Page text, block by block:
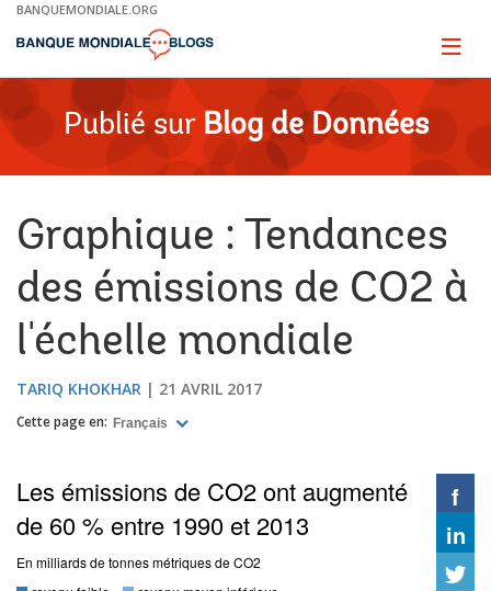
Skip
Main
BANQUEMONDIALE.ORG
Page
Publié sur Blog de Données
Graphique : Tendances
des émissions de CO2 à
l'échelle mondiale
TARIQ KHOKHAR 21 AVRIL 2017
Cette page en: Français